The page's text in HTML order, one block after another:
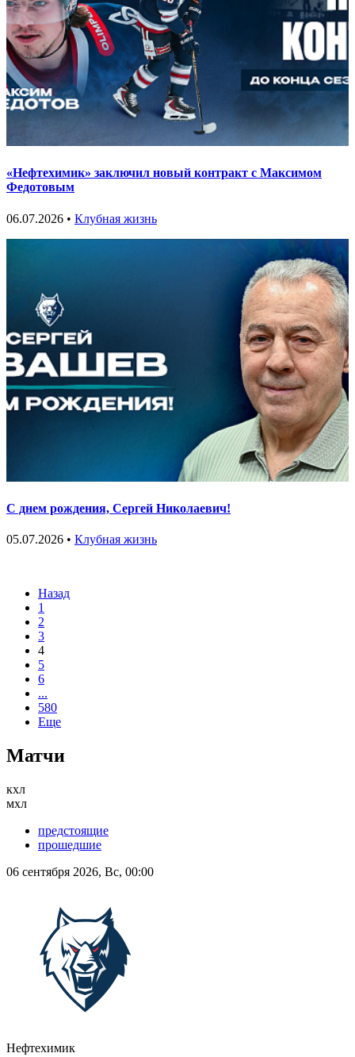
«Нефтехимик» заключил новый контракт с Максимом
Федотовым
06.07.2026 • Клубная жизнь
С днем рождения, Сергей Николаевич!
05.07.2026 • Клубная жизнь
Назад
1
2
3
4
5
6
...
580
Еще
Матчи
кхл
мхл
предстоящие
прошедшие
06 сентября 2026, Вс, 00:00
Нефтехимик